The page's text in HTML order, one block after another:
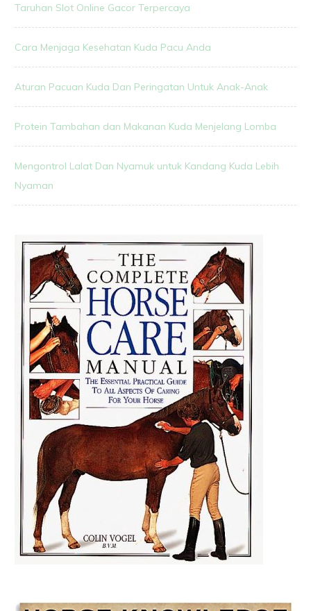
Taruhan Slot Online Gacor Terpercaya
Cara Menjaga Kesehatan Kuda Pacu Anda
Aturan Pacuan Kuda Dan Peringatan Untuk Anak-Anak
Protein Tambahan dan Makanan Kuda Menjelang Lomba
Mengontrol Lalat Dan Nyamuk untuk Kandang Kuda Lebih
Nyaman